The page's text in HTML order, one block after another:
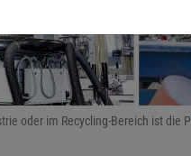
oder im Recycling-Bereich ist die